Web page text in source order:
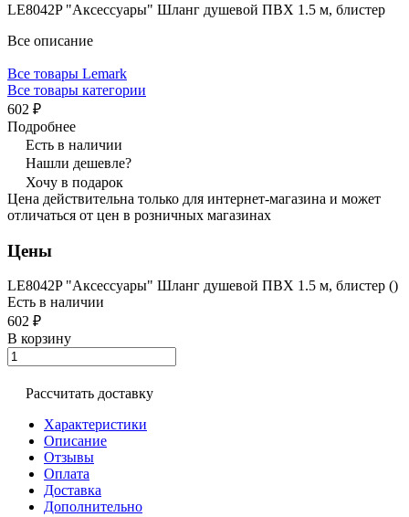
LE8042P "Аксессуары" Шланг душевой ПВХ 1.5 м, блистер
Все описание
Все товары Lemark
Все товары категории
602 ₽
Подробнее
Есть в наличии
Нашли дешевле?
Хочу в подарок
Цена действительна только для интернет-магазина и может
отличаться от цен в розничных магазинах
Цены
LE8042P "Аксессуары" Шланг душевой ПВХ 1.5 м, блистер ()
Есть в наличии
602 ₽
В корзину
Рассчитать доставку
Характеристики
Описание
Отзывы
Оплата
Доставка
Дополнительно